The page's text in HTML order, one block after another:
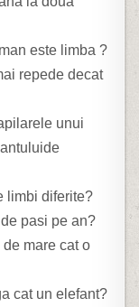
este limba ?
repede decat
unui
limbi diferite?
pasi pe an?
mare cat o
cat un elefant?